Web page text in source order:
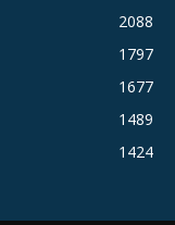
2088
1797
1677
1489
1424